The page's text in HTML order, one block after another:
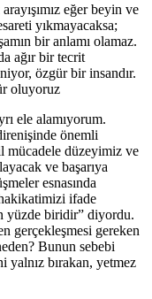
eğer beyin ve
yıkmayacaksa;
bir anlamı olamaz.
ağır bir tecrit
özgür bir insandır.
oluyoruz
ele alamıyorum.
önemli
mücadele düzeyimiz ve
ve başarıya
esnasında
ifade
yüzde biridir” diyordu.
gerçekleşmesi gereken
Bunun sebebi
yalnız bırakan, yetmez